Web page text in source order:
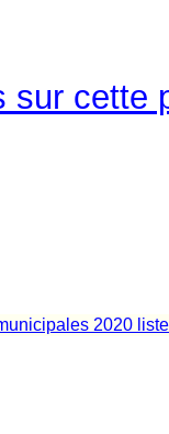
sur cette
2020